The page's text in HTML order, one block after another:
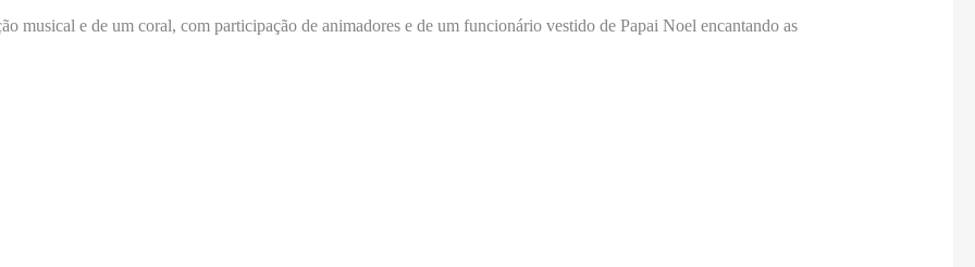
musical e de um coral, com participação de animadores e de um funcionário vestido de Papai Noel encantando as